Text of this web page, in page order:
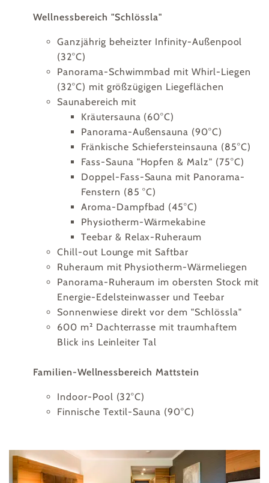
Wellnessbereich "Schlössla"
Ganzjährig beheizter Infinity-Außenpool
(32°C)
Panorama-Schwimmbad mit Whirl-Liegen
(32°C) mit größzügigen Liegeflächen
Saunabereich mit
Kräutersauna (60°C)
Panorama-Außensauna (90°C)
Fränkische Schiefersteinsauna (85°C)
Fass-Sauna "Hopfen & Malz" (75°C)
Doppel-Fass-Sauna mit Panorama-
Fenstern (85 °C)
Aroma-Dampfbad (45°C)
Physiotherm-Wärmekabine
Teebar & Relax-Ruheraum
Chill-out Lounge mit Saftbar
Ruheraum mit Physiotherm-Wärmeliegen
Panorama-Ruheraum im obersten Stock mit
Energie-Edelsteinwasser und Teebar
Sonnenwiese direkt vor dem "Schlössla"
600 m² Dachterrasse mit traumhaftem
Blick ins Leinleiter Tal
Familien-Wellnessbereich Mattstein
Indoor-Pool (32°C)
Finnische Textil-Sauna (90°C)